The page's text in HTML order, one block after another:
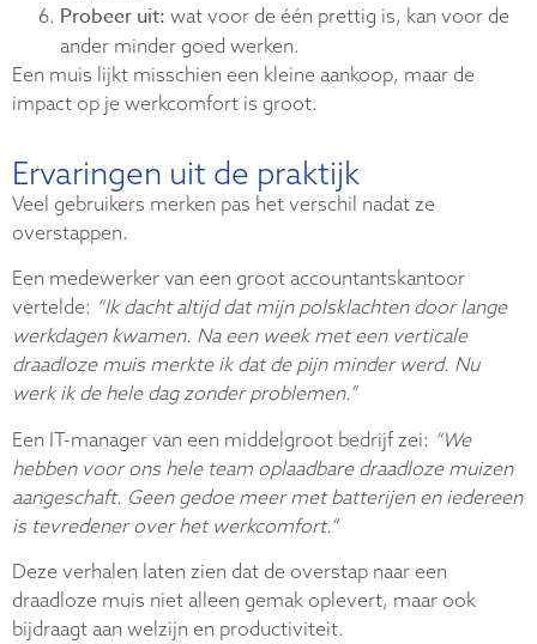
Probeer uit: wat voor de één prettig is, kan voor de
ander minder goed werken.
Een muis lijkt misschien een kleine aankoop, maar de
impact op je werkcomfort is groot.
Ervaringen uit de praktijk
Veel gebruikers merken pas het verschil nadat ze
overstappen.
Een medewerker van een groot accountantskantoor
vertelde: “Ik dacht altijd dat mijn polsklachten door lange
werkdagen kwamen. Na een week met een verticale
draadloze muis merkte ik dat de pijn minder werd. Nu
werk ik de hele dag zonder problemen.”
Een IT-manager van een middelgroot bedrijf zei: “We
hebben voor ons hele team oplaadbare draadloze muizen
aangeschaft. Geen gedoe meer met batterijen en iedereen
is tevredener over het werkcomfort.”
Deze verhalen laten zien dat de overstap naar een
draadloze muis niet alleen gemak oplevert, maar ook
bijdraagt aan welzijn en productiviteit.